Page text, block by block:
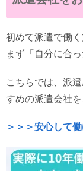
初めて派遣で働
まず「自分に合
こちらでは、派
すめの派遣会社を
＞＞＞安心して